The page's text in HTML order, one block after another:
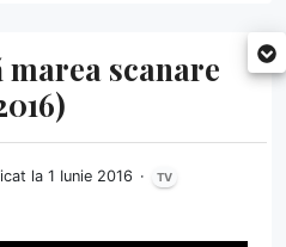
marea scanare
la 1 Iunie 2016 TV